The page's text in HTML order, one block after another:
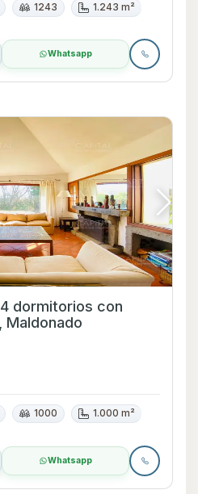
1243 1.243 m²
Whatsapp
dormitorios con
Maldonado
1000 1.000 m²
Whatsapp